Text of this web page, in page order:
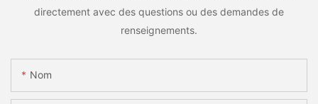
directement avec des questions ou des demandes de
renseignements.
Nom